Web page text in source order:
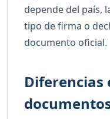
depende del país,
tipo de firma o
documento oficial.
Diferencias